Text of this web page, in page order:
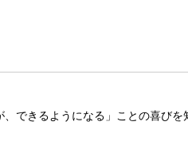
できるようになる」ことの喜びを